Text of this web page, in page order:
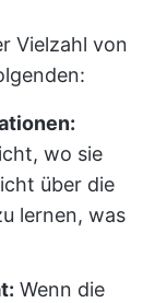
Vielzahl von
wo sie
über die
lernen, was
Wenn die